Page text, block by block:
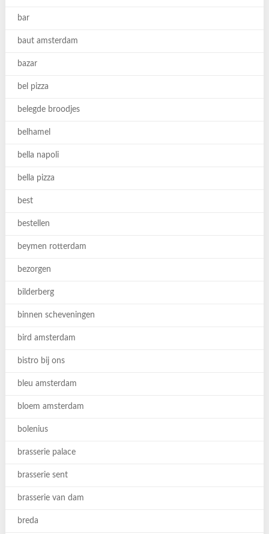
bar
baut amsterdam
bazar
bel pizza
belegde broodjes
belhamel
bella napoli
bella pizza
best
bestellen
beymen rotterdam
bezorgen
bilderberg
binnen scheveningen
bird amsterdam
bistro bij ons
bleu amsterdam
bloem amsterdam
bolenius
brasserie palace
brasserie sent
brasserie van dam
breda